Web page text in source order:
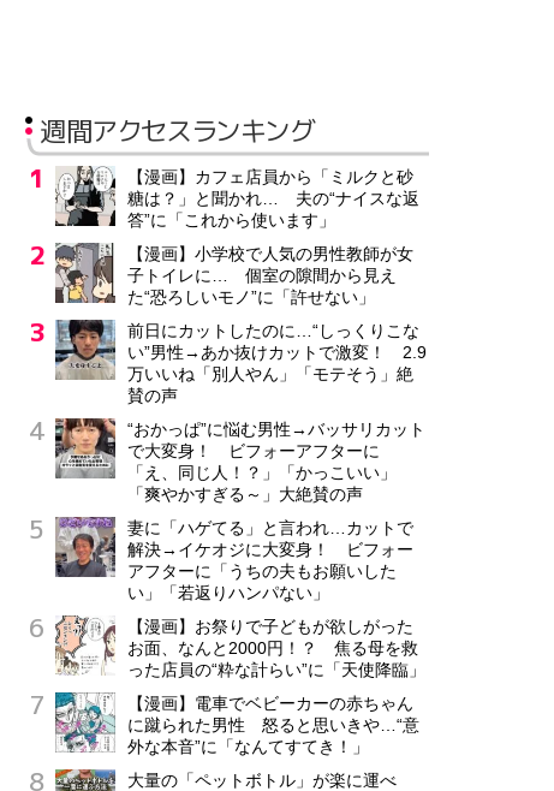
週間アクセスランキング
【漫画】カフェ店員から「ミルクと砂
糖は？」と聞かれ… 夫の“ナイスな返
答”に「これから使います」
【漫画】小学校で人気の男性教師が女
子トイレに… 個室の隙間から見え
た“恐ろしいモノ”に「許せない」
前日にカットしたのに…“しっくりこな
い”男性→あか抜けカットで激変！ 2.9
万いいね「別人やん」「モテそう」絶
賛の声
“おかっぱ”に悩む男性→バッサリカット
で大変身！ ビフォーアフターに
「え、同じ人！？」「かっこいい」
「爽やかすぎる～」大絶賛の声
妻に「ハゲてる」と言われ…カットで
解決→イケオジに大変身！ ビフォー
アフターに「うちの夫もお願いした
い」「若返りハンパない」
【漫画】お祭りで子どもが欲しがった
お面、なんと2000円！？ 焦る母を救
った店員の“粋な計らい”に「天使降臨」
【漫画】電車でベビーカーの赤ちゃん
に蹴られた男性 怒ると思いきや…“意
外な本音”に「なんてすてき！」
大量の「ペットボトル」が楽に運べ